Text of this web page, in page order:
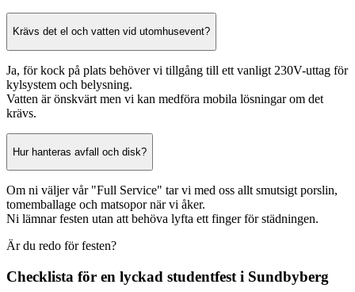
Krävs det el och vatten vid utomhusevent?
Ja, för kock på plats behöver vi tillgång till ett vanligt 230V-uttag för
kylsystem och belysning.
Vatten är önskvärt men vi kan medföra mobila lösningar om det
krävs.
Hur hanteras avfall och disk?
Om ni väljer vår "Full Service" tar vi med oss allt smutsigt porslin,
tomemballage och matsopor när vi åker.
Ni lämnar festen utan att behöva lyfta ett finger för städningen.
Är du redo för festen?
Checklista för en lyckad studentfest i Sundbyberg